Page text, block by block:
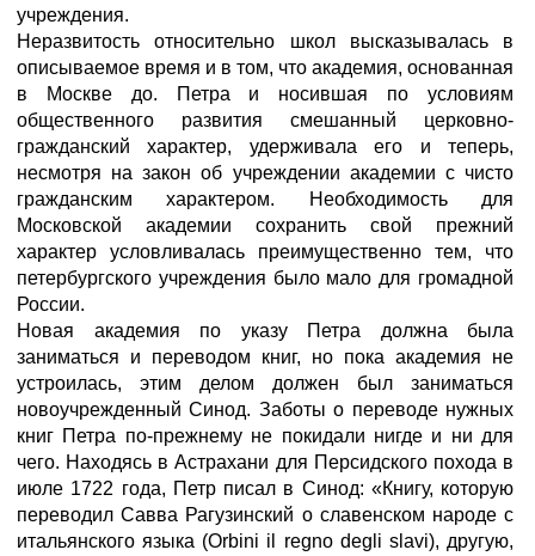
учреждения.
Неразвитость относительно школ высказывалась в
описываемое время и в том, что академия, основанная
в Москве до. Петра и носившая по условиям
общественного развития смешанный церковно-
гражданский характер, удерживала его и теперь,
несмотря на закон об учреждении академии с чисто
гражданским характером. Необходимость для
Московской академии сохранить свой прежний
характер условливалась преимущественно тем, что
петербургского учреждения было мало для громадной
России.
Новая академия по указу Петра должна была
заниматься и переводом книг, но пока академия не
устроилась, этим делом должен был заниматься
новоучрежденный Синод. Заботы о переводе нужных
книг Петра по-прежнему не покидали нигде и ни для
чего. Находясь в Астрахани для Персидского похода в
июле 1722 года, Петр писал в Синод: «Книгу, которую
переводил Савва Рагузинский о славенском народе с
итальянского языка (Orbini il regno degli slavi), другую,